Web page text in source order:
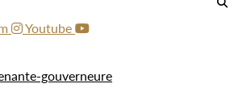
Youtube
gouverneure